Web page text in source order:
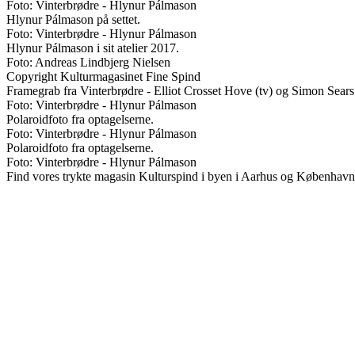
Foto: Vinterbrødre - Hlynur Pálmason
Hlynur Pálmason på settet.
Foto: Vinterbrødre - Hlynur Pálmason
Hlynur Pálmason i sit atelier 2017.
Foto: Andreas Lindbjerg Nielsen
Copyright Kulturmagasinet Fine Spind
Framegrab fra Vinterbrødre - Elliot Crosset Hove (tv) og Simon
Foto: Vinterbrødre - Hlynur Pálmason
Polaroidfoto fra optagelserne.
Foto: Vinterbrødre - Hlynur Pálmason
Polaroidfoto fra optagelserne.
Foto: Vinterbrødre - Hlynur Pálmason
Find vores trykte magasin Kulturspind i byen i Aarhus og København